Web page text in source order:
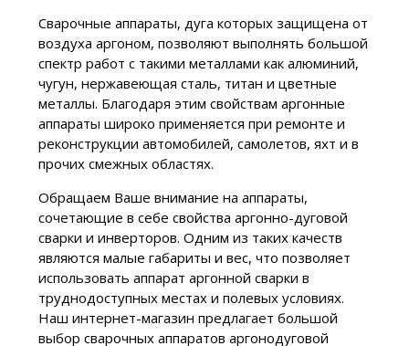
Сварочные аппараты, дуга которых защищена от
воздуха аргоном, позволяют выполнять большой
спектр работ с такими металлами как алюминий,
чугун, нержавеющая сталь, титан и цветные
металлы. Благодаря этим свойствам аргонные
аппараты широко применяется при ремонте и
реконструкции автомобилей, самолетов, яхт и в
прочих смежных областях.
Обращаем Ваше внимание на аппараты,
сочетающие в себе свойства аргонно-дуговой
сварки и инверторов. Одним из таких качеств
являются малые габариты и вес, что позволяет
использовать аппарат аргонной сварки в
труднодоступных местах и полевых условиях.
Наш интернет-магазин предлагает большой
выбор сварочных аппаратов аргонодуговой